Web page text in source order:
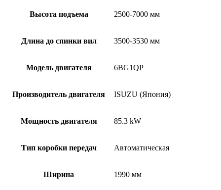
Высота подъема 2500-7000 мм
Длина до спинки вил 3500-3530 мм
Модель двигателя 6BG1QP
Производитель двигателя ISUZU (Япония)
Мощность двигателя 85.3 kW
Тип коробки передач Автоматическая
Ширина 1990 мм